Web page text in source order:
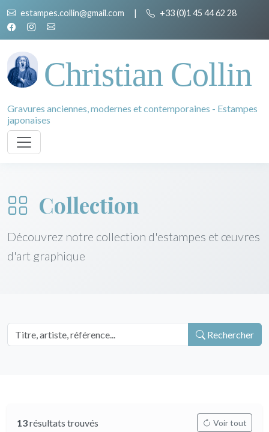
estampes.collin@gmail.com | +33 (0)1 45 44 62 28
Christian Collin
Gravures anciennes, modernes et contemporaines - Estampes
japonaises
Collection
Découvrez notre collection d'estampes et œuvres
d'art graphique
Rechercher
13résultats trouvés Voir tout